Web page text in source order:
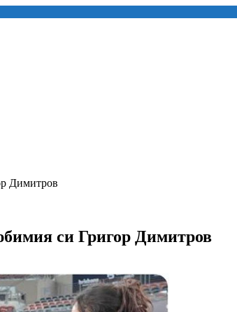
Димитров
си Григор Димитров